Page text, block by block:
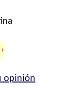
›
opinión